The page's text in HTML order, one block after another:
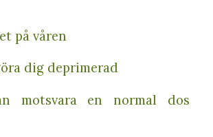
på våren
dig deprimerad
motsvara en normal dos